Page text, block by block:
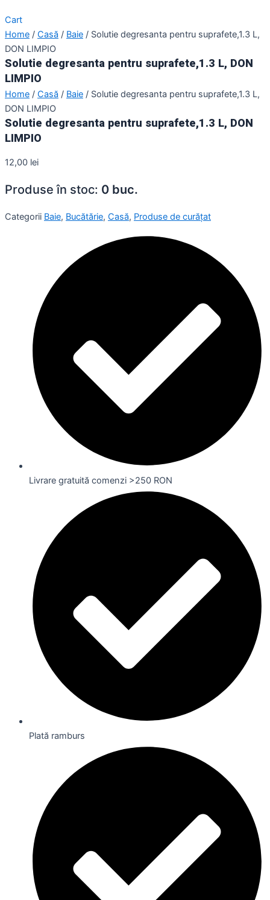
Cart
Home / Casă / Baie / Solutie degresanta pentru suprafete,1.3 L,
DON LIMPIO
Solutie degresanta pentru suprafete,1.3 L, DON
LIMPIO
Home / Casă / Baie / Solutie degresanta pentru suprafete,1.3 L,
DON LIMPIO
Solutie degresanta pentru suprafete,1.3 L, DON
LIMPIO
12,00 lei
Produse în stoc: 0 buc.
Categorii Baie, Bucătărie, Casă, Produse de curățat
Livrare gratuită comenzi >250 RON
Plată ramburs